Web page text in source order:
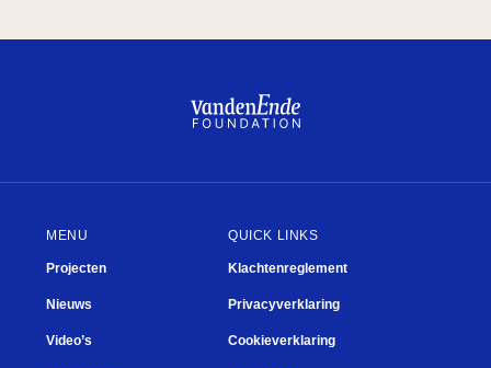
MENU
Projecten
Nieuws
Video’s
QUICK LINKS
Klachtenreglement
Privacyverklaring
Cookieverklaring